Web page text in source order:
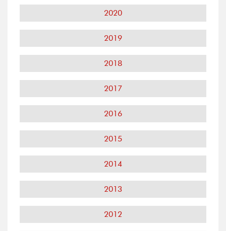
2020
2019
2018
2017
2016
2015
2014
2013
2012